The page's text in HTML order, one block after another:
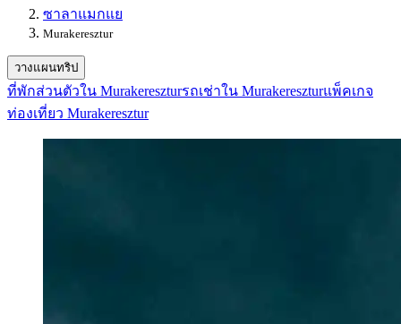
ซาลาแมกแย
Murakeresztur
วางแผนทริป
ที่พักส่วนตัวใน Murakereszturรถเช่าใน Murakereszturแพ็คเกจ
ท่องเที่ยว Murakeresztur